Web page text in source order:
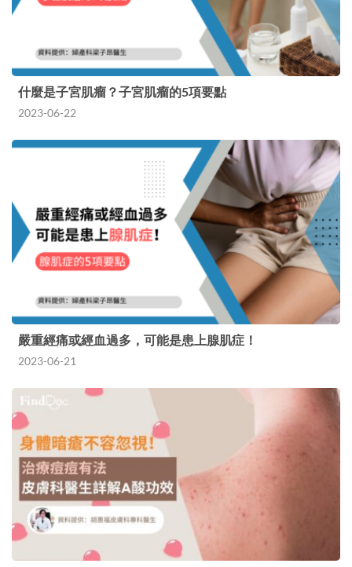
什麼是子宮肌瘤？子宮肌瘤的5項要點
2023-06-22
嚴重經痛或經血過多，可能是患上腺肌症！
2023-06-21